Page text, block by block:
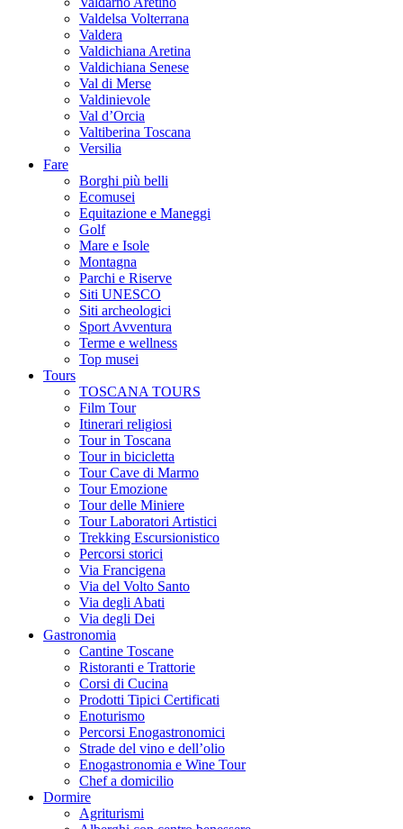
Valdelsa Volterrana
Valdera
Valdichiana Aretina
Valdichiana Senese
Val di Merse
Valdinievole
Val d’Orcia
Valtiberina Toscana
Versilia
Fare
Borghi più belli
Ecomusei
Equitazione e Maneggi
Golf
Mare e Isole
Montagna
Parchi e Riserve
Siti UNESCO
Siti archeologici
Sport Avventura
Terme e wellness
Top musei
Tours
TOSCANA TOURS
Film Tour
Itinerari religiosi
Tour in Toscana
Tour in bicicletta
Tour Cave di Marmo
Tour Emozione
Tour delle Miniere
Tour Laboratori Artistici
Trekking Escursionistico
Percorsi storici
Via Francigena
Via del Volto Santo
Via degli Abati
Via degli Dei
Gastronomia
Cantine Toscane
Ristoranti e Trattorie
Corsi di Cucina
Prodotti Tipici Certificati
Enoturismo
Percorsi Enogastronomici
Strade del vino e dell’olio
Enogastronomia e Wine Tour
Chef a domicilio
Dormire
Agriturismi